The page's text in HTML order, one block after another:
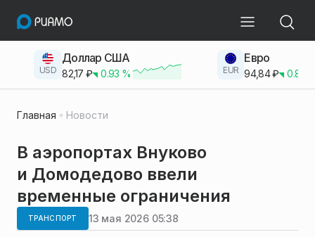
USD
Доллар США
82,17 ₽ 0.93 % EUR
Евро
94,84₽ 0.83
Главная Новости
В аэропортах Внуково
и Домодедово ввели
временные ограничения
ТРАНСПОРТ 13 мая 2026 05:38